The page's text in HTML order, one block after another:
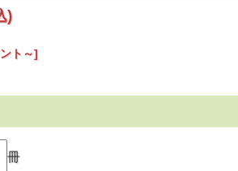
)
ト～]
冊